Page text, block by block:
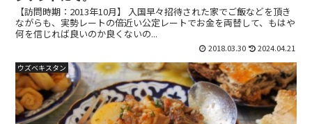
【訪問時期：2013年10月】 入国早々招待された家でご飯などを頂き
ながらも、実勢レートの倍近い公定レートでお金を両替して、もはや
何を信じれば良いのか良くないの...
2018.03.30 2024.04.21
ウズベキスタン